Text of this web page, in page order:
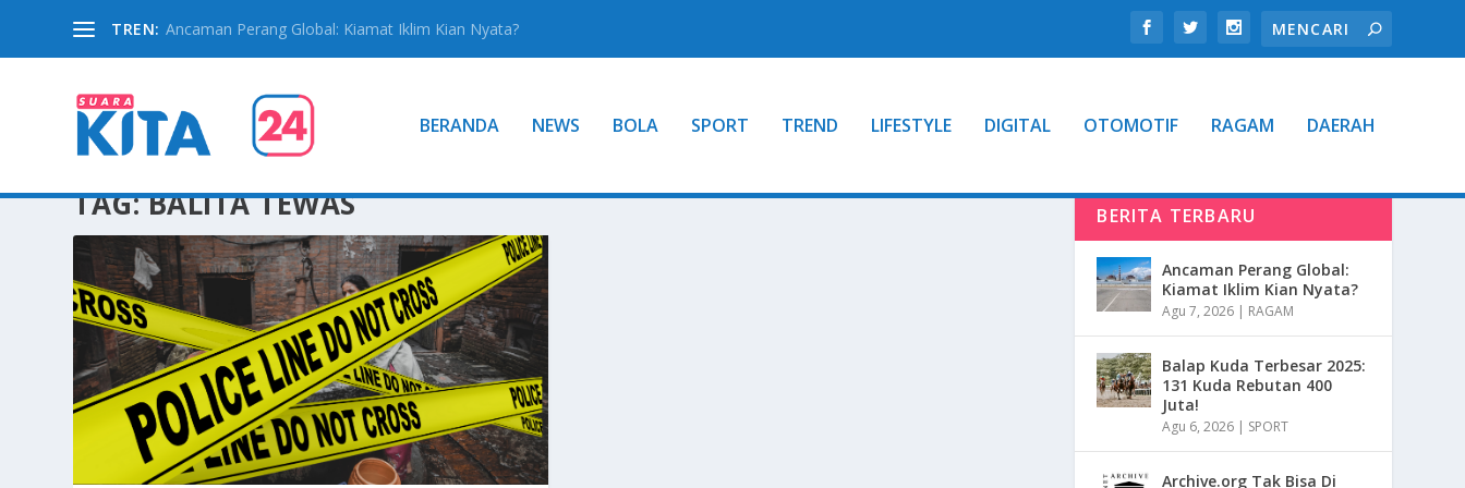
TREN: Ancaman Perang Global: Kiamat Iklim Kian Nyata?
BERANDA NEWS BOLA SPORT TREND LIFESTYLE DIGITAL OTOMOTIF RAGAM DAERAH
TAG:BALITA TEWAS BERITA TERBARU
Ancaman Perang Global:
Kiamat Iklim Kian Nyata?
Agu 7, 2026 | RAGAM
Balap Kuda Terbesar 2025:
131 Kuda Rebutan 400
Juta!
Agu 6, 2026 | SPORT
Archive.org Tak Bisa Di